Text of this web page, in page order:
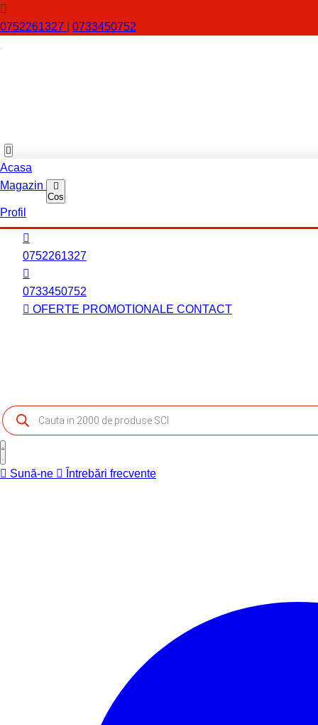
0752261327 0733450752
Acasa
Magazin
Cos
Profil
0752261327
0733450752
OFERTE PROMOTIONALE CONTACT
Products
search
Sună-ne Întrebări frecvente